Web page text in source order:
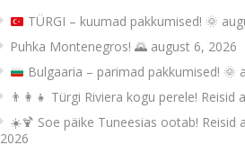
TÜRGI – kuumad pakkumised! 🌞
Puhka Montenegros! 🌄 august 6, 2026
Bulgaaria – parimad pakkumised! 🌞
👨‍👩‍👧 Türgi Riviera kogu perele! Reisid
☀️🍹 Soe päike Tuneesias ootab! Reisid
2026